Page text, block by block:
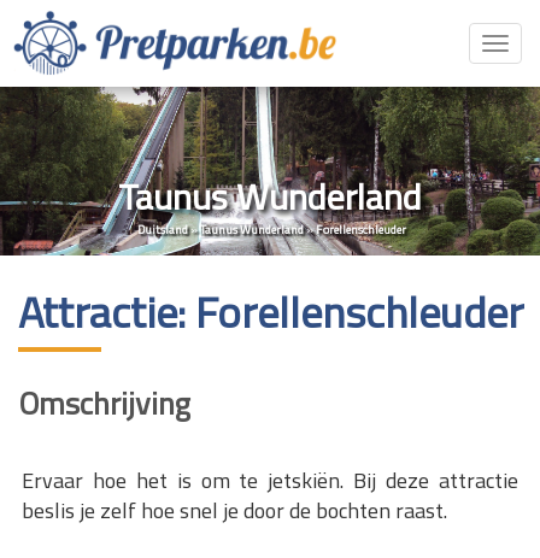
Taunus Wunderland
Duitsland»Taunus Wunderland»Forellenschleuder
Attractie: Forellenschleuder
Omschrijving
Ervaar hoe het is om te jetskiën. Bij deze attractie
beslis je zelf hoe snel je door de bochten raast.